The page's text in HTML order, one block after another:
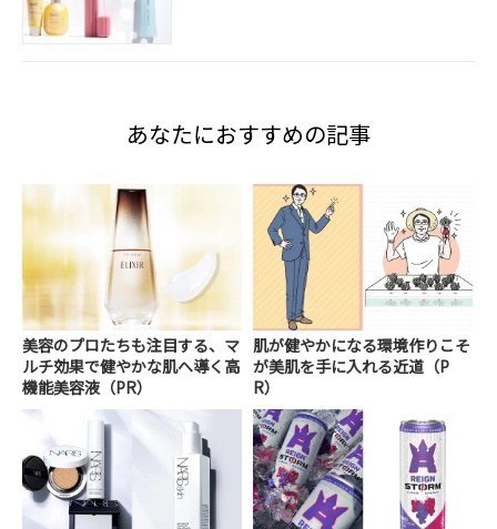
あなたにおすすめの記事
美容のプロたちも注目する、マ
ルチ効果で健やかな肌へ導く高
機能美容液（PR）
肌が健やかになる環境作りこそ
が美肌を手に入れる近道（P
R）